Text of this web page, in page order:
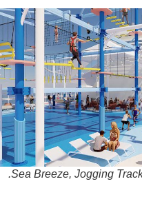
פרינסס סאן: Sea Breeze, Jogging Track and The Net.